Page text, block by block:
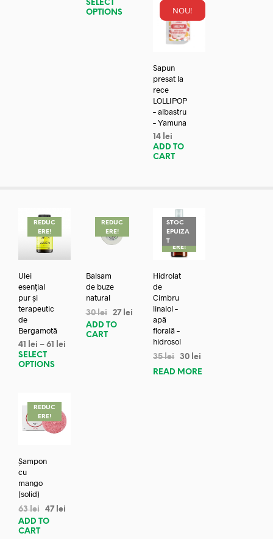
SELECT
OPTIONS
NOU!
Sapun
presat la
rece
LOLLIPOP
– albastru
– Yamuna
14 lei
ADD TO
CART
REDUC
ERE!
Ulei
esențial
pur și
terapeutic
de
Bergamotă
41 lei – 61
lei
SELECT
OPTIONS
REDUC
ERE!
Balsam
de buze
natural
30lei 27 lei
ADD TO
CART
STOC
EPUIZA
TREDUC
ERE!
Hidrolat
de
Cimbru
linalol –
apă
florală –
hidrosol
35lei 30 lei
READ MORE
REDUC
ERE!
Șampon
cu
mango
(solid)
63lei 47 lei
ADD TO
CART